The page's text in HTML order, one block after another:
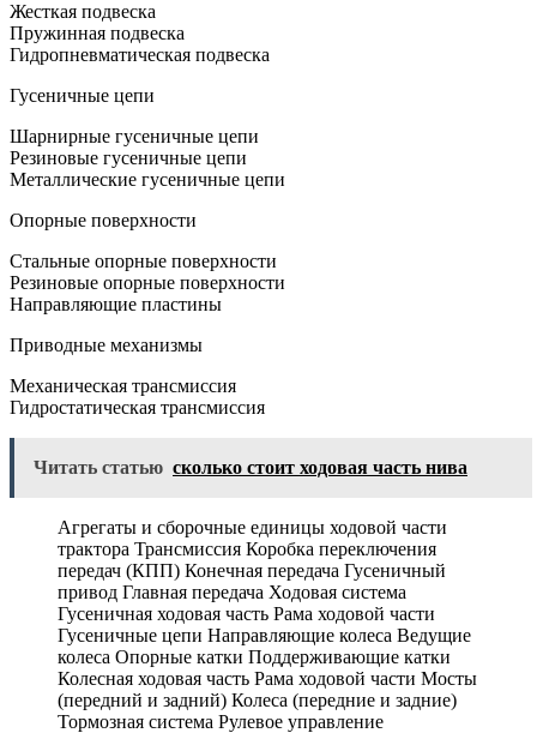
Жесткая подвеска
Пружинная подвеска
Гидропневматическая подвеска
Гусеничные цепи
Шарнирные гусеничные цепи
Резиновые гусеничные цепи
Металлические гусеничные цепи
Опорные поверхности
Стальные опорные поверхности
Резиновые опорные поверхности
Направляющие пластины
Приводные механизмы
Механическая трансмиссия
Гидростатическая трансмиссия
Читать статью сколько стоит ходовая часть нива
Агрегаты и сборочные единицы ходовой части
трактора Трансмиссия Коробка переключения
передач (КПП) Конечная передача Гусеничный
привод Главная передача Ходовая система
Гусеничная ходовая часть Рама ходовой части
Гусеничные цепи Направляющие колеса Ведущие
колеса Опорные катки Поддерживающие катки
Колесная ходовая часть Рама ходовой части Мосты
(передний и задний) Колеса (передние и задние)
Тормозная система Рулевое управление